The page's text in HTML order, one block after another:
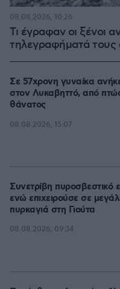
Τι έγραφαν οι ξένοι
τηλεγραφήματά τους
08.08.2026, 10:26
Σε 57χρονη γυναίκα
στον Λυκαβηττό, από
θάνατος
08.08.2026, 15:07
Συνετρίβη πυροσβεστικό
ενώ επιχειρούσε σε
πυρκαγιά στη Γιούτα
08.08.2026, 09:34